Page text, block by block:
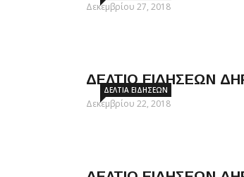
Δεκεμβρίου 27, 2018
ΔΕΛΤΊΑ ΕΙΔΉΣΕΩΝ
ΔΕΛΤΙΟ ΕΙΔΗΣΕΩΝ
Δεκεμβρίου 22, 2018